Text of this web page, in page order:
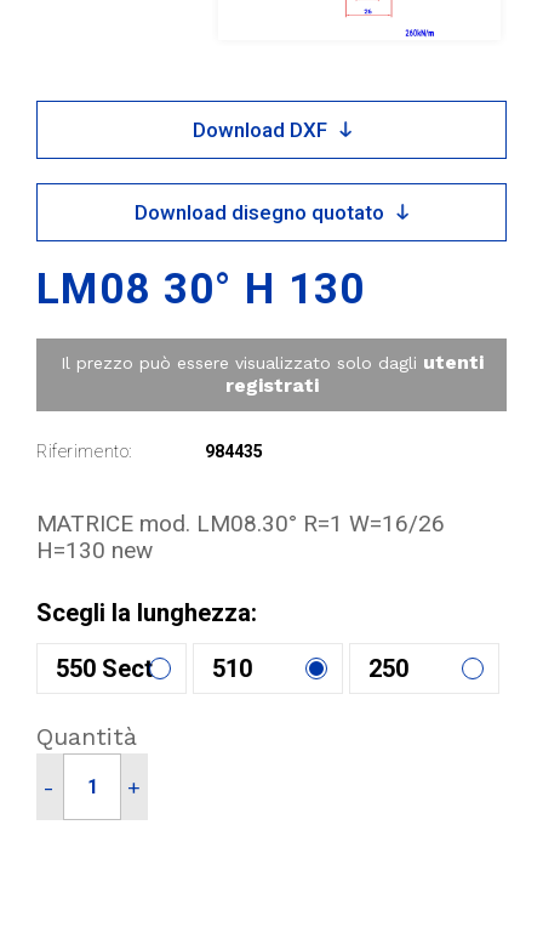
Download DXF
Download disegno quotato
LM08 30° H 130
Il prezzo può essere visualizzato solo dagli utenti
registrati
Riferimento: 984435
MATRICE mod. LM08.30° R=1 W=16/26
H=130 new
Scegli la lunghezza:
550 Sect
510 250
Quantità
- +